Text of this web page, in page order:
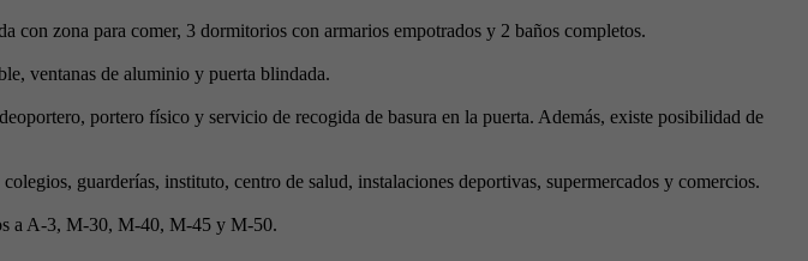
con zona para comer, 3 dormitorios con armarios empotrados y 2 baños completos.
ventanas de aluminio y puerta blindada.
portero físico y servicio de recogida de basura en la puerta. Además, existe posibilidad de
guarderías, instituto, centro de salud, instalaciones deportivas, supermercados y comercios.
a A-3, M-30, M-40, M-45 y M-50.